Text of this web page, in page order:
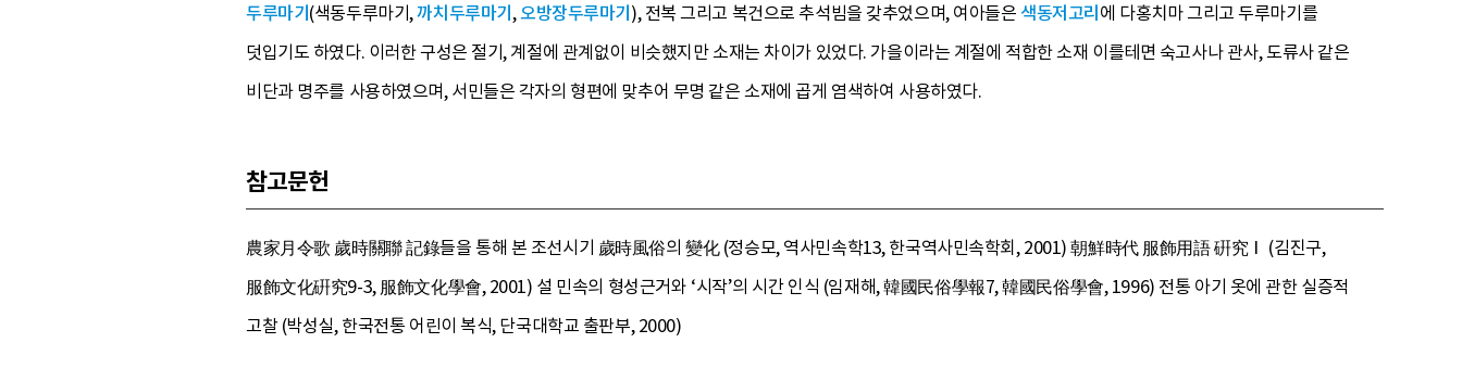
두루마기 (색동두루마기,까치두루마기 ,오방장두루마기 ), 전복 그리고 복건으로 추석빔을 갖추었으며, 여아들은 색동저고리 에 다홍치마 그리고 두루마기를
덧입기도 하였다. 이러한 구성은 절기, 계절에 관계없이 비슷했지만 소재는 차이가 있었다. 가을이라는 계절에 적합한 소재 이를테면 숙고사나 관사, 도류사 같은
비단과 명주를 사용하였으며, 서민들은 각자의 형편에 맞추어 무명 같은 소재에 곱게 염색하여 사용하였다.
참고문헌
農家月令歌 歲時關聯 記錄들을 통해 본 조선시기 歲時風俗의 變化 (정승모, 역사민속학13, 한국역사민속학회, 2001) 朝鮮時代 服飾用語 硏究Ⅰ (김진구,
服飾文化硏究9-3, 服飾文化學會, 2001) 설 민속의 형성근거와 ‘시작’의 시간 인식 (임재해, 韓國民俗學報7, 韓國民俗學會, 1996) 전통 아기 옷에 관한 실증적
고찰 (박성실, 한국전통 어린이 복식, 단국대학교 출판부, 2000)